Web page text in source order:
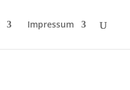
Impressum